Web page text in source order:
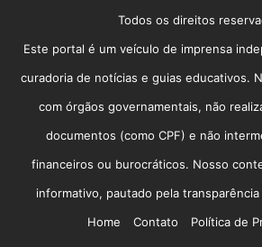
Todos os direitos
Este portal é um veículo de imprensa
curadoria de notícias e guias educativos.
com órgãos governamentais, não
documentos (como CPF) e não
financeiros ou burocráticos. Nosso
informativo, pautado pela
Home
Contato Política de